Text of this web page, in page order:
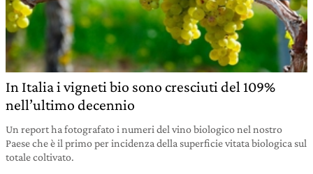
In Italia i vigneti bio sono cresciuti del 109%
nell’ultimo decennio
Un report ha fotografato i numeri del vino biologico nel nostro
Paese che è il primo per incidenza della superficie vitata biologica sul
totale coltivato.